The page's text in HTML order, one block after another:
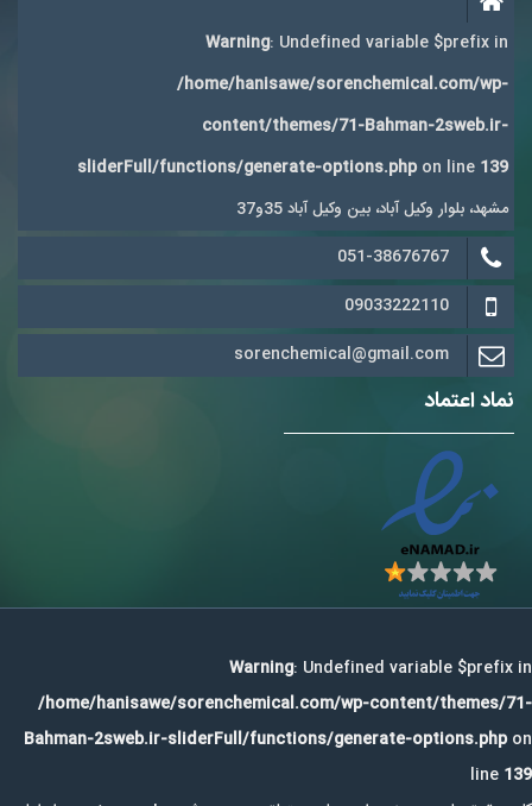
Warning: Undefined variable $prefix in
/home/hanisawe/sorenchemical.com/wp-
content/themes/71-Bahman-2sweb.ir-
sliderFull/functions/generate-options.php on line 139
مشهد، بلوار وکیل آباد، بین وکیل آباد 35و37
051-38676767
09033222110
sorenchemical@gmail.com
نماد اعتماد
Warning: Undefined variable $prefix in
/home/hanisawe/sorenchemical.com/wp-content/themes/71-
Bahman-2sweb.ir-sliderFull/functions/generate-options.phpon
line 139